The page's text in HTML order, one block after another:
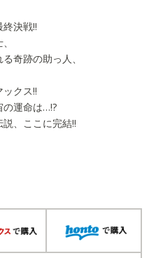
決戦!!
奇跡の助っ人、
クス!!
の運命は…!?
、ここに完結!!